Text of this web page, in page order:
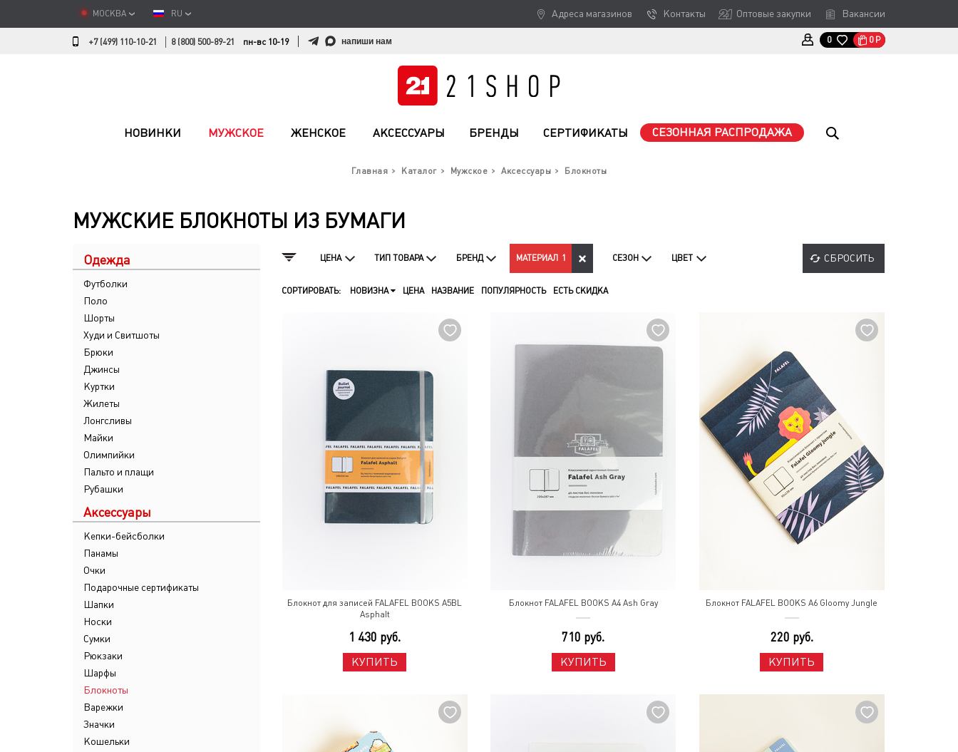
МОСКВА RU Адреса магазинов Контакты Оптовые закупки Вакансии
+7 (499) 110-10-21 8 (800) 500-89-21 пн-вс 10-19 напиши нам 0 0 Р
НОВИНКИ МУЖСКОЕ ЖЕНСКОЕ АКСЕССУАРЫ БРЕНДЫ СЕРТИФИКАТЫ СЕЗОННАЯ РАСПРОДАЖА
Главная Каталог Мужское Аксессуары Блокноты
МУЖСКИЕ БЛОКНОТЫ ИЗ БУМАГИ
Одежда
Футболки
Поло
Шорты
Худи и Свитшоты
Брюки
Джинсы
Куртки
Жилеты
Лонгсливы
Майки
Олимпийки
Пальто и плащи
Рубашки
Аксессуары
Кепки-бейсболки
Панамы
Очки
Подарочные сертификаты
Шапки
Носки
Сумки
Рюкзаки
Шарфы
Блокноты
Варежки
Значки
Кошельки
ЦЕНА ТИП ТОВАРА БРЕНД МАТЕРИАЛ 1 СЕЗОН ЦВЕТ СБРОСИТЬ
СОРТИРОВАТЬ: НОВИЗНА ЦЕНА НАЗВАНИЕ ПОПУЛЯРНОСТЬ ЕСТЬ СКИДКА
Блокнот для записей FALAFEL BOOKS A5BL
Asphalt
1 430 руб.
КУПИТЬ
Блокнот FALAFEL BOOKS A4 Ash Gray
710 руб.
КУПИТЬ
Блокнот FALAFEL BOOKS A6 Gloomy Jungle
220 руб.
КУПИТЬ